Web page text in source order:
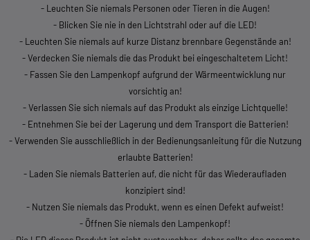
- Leuchten Sie niemals Personen oder Tieren in die Augen!
- Blicken Sie nie in den Lichtstrahl oder auf die LED!
- Leuchten Sie niemals auf kurze Distanz brennbare Gegenstände an!
- Verdecken Sie niemals die das Produkt bei eingeschaltetem Licht!
- Fassen Sie den Lampenkopf aufgrund der Wärmeentwicklung nur
vorsichtig an!
- Verlassen Sie sich niemals auf das Produkt als einzige Lichtquelle!
- Entnehmen Sie bei der Lagerung und dem Transport die Batterien!
- Verwenden Sie ausschließlich in der Bedienungsanleitung für die Nutzung
erlaubte Batterien!
- Laden Sie niemals Batterien auf, die nicht für das Wiederaufladen
konzipiert sind!
- Nutzen Sie niemals das Produkt, wenn es einen Defekt aufweist!
- Öffnen Sie niemals den Lampenkopf!